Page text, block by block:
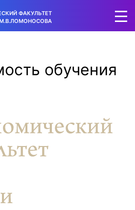
ФАКУЛЬТЕТ
обучения